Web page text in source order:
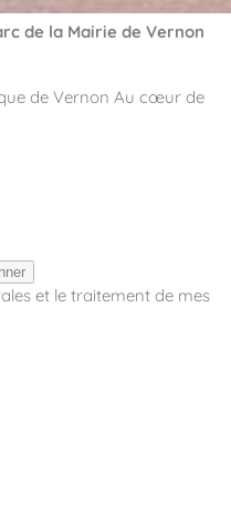
de la Mairie de Vernon
de Vernon Au cœur de
et le traitement de mes